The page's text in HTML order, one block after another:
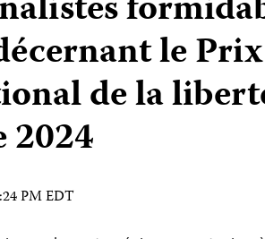
le Prix
de la
2024
PM EDT